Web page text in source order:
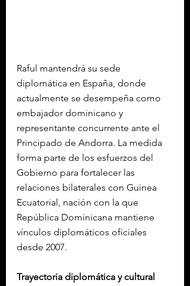
Raful mantendrá su sede
diplomática en España, donde
actualmente se desempeña como
embajador dominicano y
representante concurrente ante el
Principado de Andorra. La medida
forma parte de los esfuerzos del
Gobierno para fortalecer las
relaciones bilaterales con Guinea
Ecuatorial, nación con la que
República Dominicana mantiene
vínculos diplomáticos oficiales
desde 2007.
Trayectoria diplomática y cultural